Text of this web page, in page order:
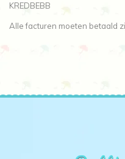
KREDBEBB
Alle facturen moeten betaald